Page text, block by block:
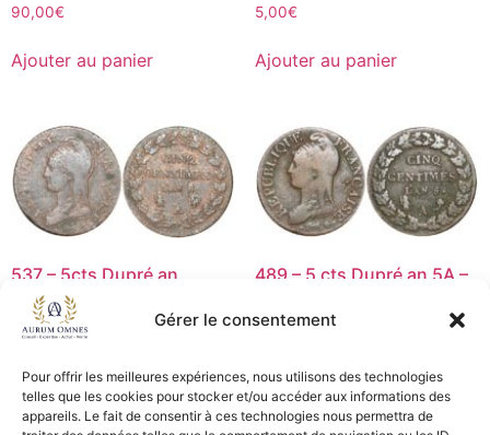
Gérer le consentement
Pour offrir les meilleures expériences, nous utilisons des technologies
telles que les cookies pour stocker et/ou accéder aux informations des
appareils. Le fait de consentir à ces technologies nous permettra de
90,00€
Ajouter au panier
5,00€
Ajouter au panier
537 – 5cts Dupré an
8/5A/B coq/vase – TTB
119,00€
Ajouter au panier
489 – 5 cts Dupré an 5A –
15,00€
Lire la suite